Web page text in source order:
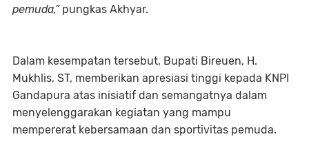
pemuda,” pungkas Akhyar.
Dalam kesempatan tersebut, Bupati Bireuen, H.
Mukhlis, ST, memberikan apresiasi tinggi kepada KNPI
Gandapura atas inisiatif dan semangatnya dalam
menyelenggarakan kegiatan yang mampu
mempererat kebersamaan dan sportivitas pemuda.